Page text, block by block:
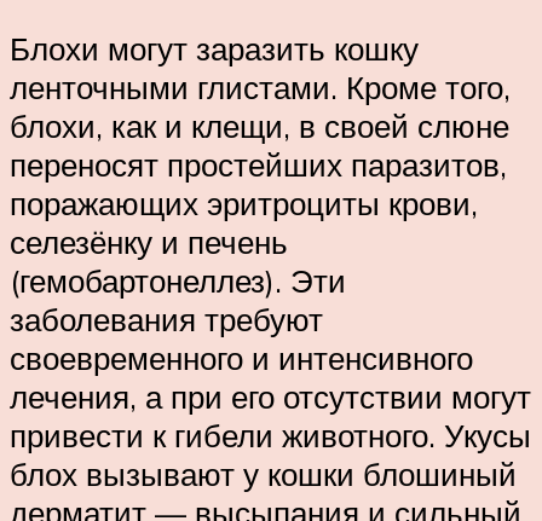
Блохи могут заразить кошку
ленточными глистами. Кроме того,
блохи, как и клещи, в своей слюне
переносят простейших паразитов,
поражающих эритроциты крови,
селезёнку и печень
(гемобартонеллез). Эти
заболевания требуют
своевременного и интенсивного
лечения, а при его отсутствии могут
привести к гибели животного. Укусы
блох вызывают у кошки блошиный
дерматит — высыпания и сильный